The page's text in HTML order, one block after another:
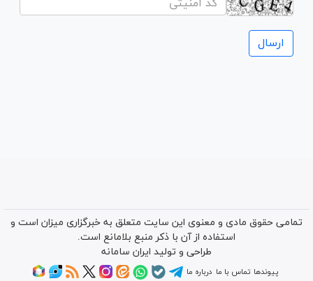
تمامی حقوق مادی و معنوی این سایت متعلق به خبرگزاری میزان است و
استفاده از آن با ذکر منبع بلامانع است.
طراحی و تولید ایران سامانه
پیوندها تماس با ما درباره ما